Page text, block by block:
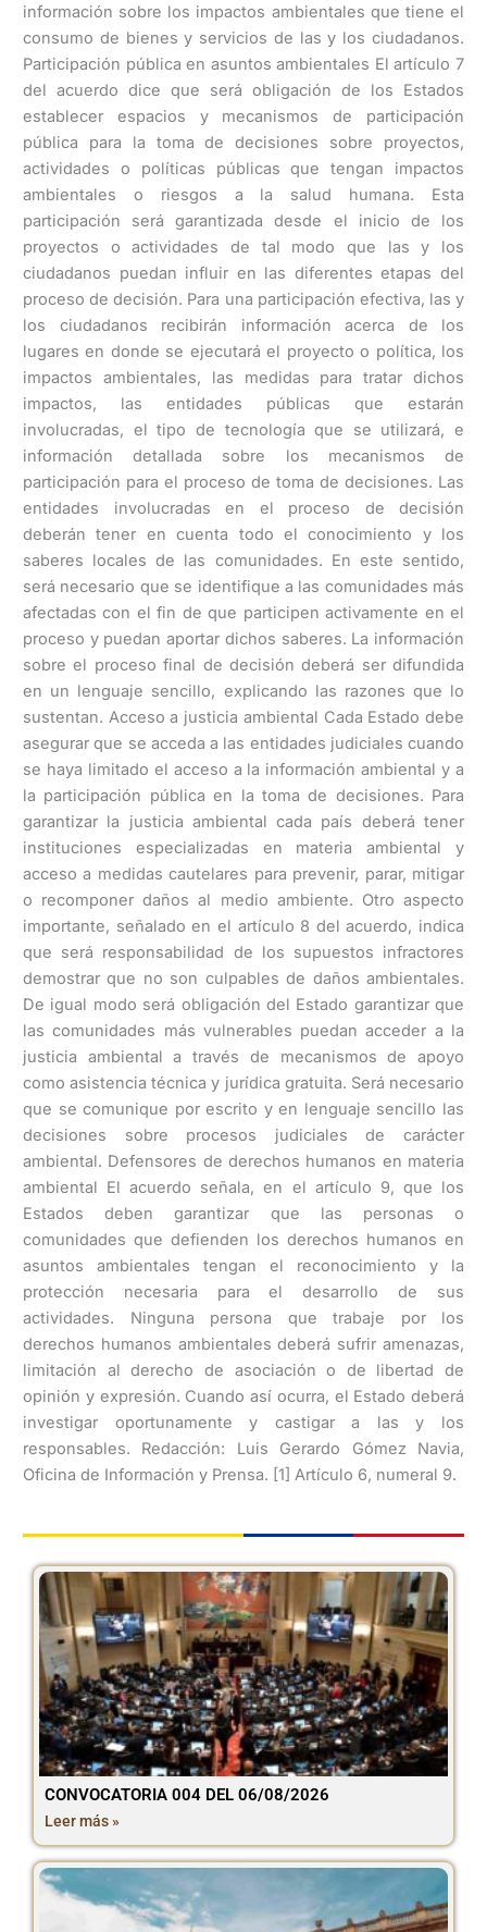
información sobre los impactos ambientales que tiene el
consumo de bienes y servicios de las y los ciudadanos.
Participación pública en asuntos ambientales El artículo 7
del acuerdo dice que será obligación de los Estados
establecer espacios y mecanismos de participación
pública para la toma de decisiones sobre proyectos,
actividades o políticas públicas que tengan impactos
ambientales o riesgos a la salud humana. Esta
participación será garantizada desde el inicio de los
proyectos o actividades de tal modo que las y los
ciudadanos puedan influir en las diferentes etapas del
proceso de decisión. Para una participación efectiva, las y
los ciudadanos recibirán información acerca de los
lugares en donde se ejecutará el proyecto o política, los
impactos ambientales, las medidas para tratar dichos
impactos, las entidades públicas que estarán
involucradas, el tipo de tecnología que se utilizará, e
información detallada sobre los mecanismos de
participación para el proceso de toma de decisiones. Las
entidades involucradas en el proceso de decisión
deberán tener en cuenta todo el conocimiento y los
saberes locales de las comunidades. En este sentido,
será necesario que se identifique a las comunidades más
afectadas con el fin de que participen activamente en el
proceso y puedan aportar dichos saberes. La información
sobre el proceso final de decisión deberá ser difundida
en un lenguaje sencillo, explicando las razones que lo
sustentan. Acceso a justicia ambiental Cada Estado debe
asegurar que se acceda a las entidades judiciales cuando
se haya limitado el acceso a la información ambiental y a
la participación pública en la toma de decisiones. Para
garantizar la justicia ambiental cada país deberá tener
instituciones especializadas en materia ambiental y
acceso a medidas cautelares para prevenir, parar, mitigar
o recomponer daños al medio ambiente. Otro aspecto
importante, señalado en el artículo 8 del acuerdo, indica
que será responsabilidad de los supuestos infractores
demostrar que no son culpables de daños ambientales.
De igual modo será obligación del Estado garantizar que
las comunidades más vulnerables puedan acceder a la
justicia ambiental a través de mecanismos de apoyo
como asistencia técnica y jurídica gratuita. Será necesario
que se comunique por escrito y en lenguaje sencillo las
decisiones sobre procesos judiciales de carácter
ambiental. Defensores de derechos humanos en materia
ambiental El acuerdo señala, en el artículo 9, que los
Estados deben garantizar que las personas o
comunidades que defienden los derechos humanos en
asuntos ambientales tengan el reconocimiento y la
protección necesaria para el desarrollo de sus
actividades. Ninguna persona que trabaje por los
derechos humanos ambientales deberá sufrir amenazas,
limitación al derecho de asociación o de libertad de
opinión y expresión. Cuando así ocurra, el Estado deberá
investigar oportunamente y castigar a las y los
responsables. Redacción: Luis Gerardo Gómez Navia,
Oficina de Información y Prensa. [1] Artículo 6, numeral 9.
CONVOCATORIA 004 DEL 06/08/2026
Leer más »